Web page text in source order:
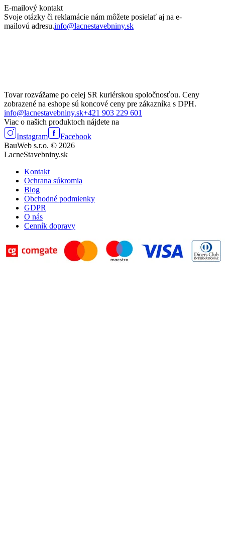
E-mailový kontakt
Svoje otázky či reklamácie nám môžete posielať aj na e-
mailovú adresu.info@lacnestavebniny.sk
Tovar rozvážame po celej SR kuriérskou spoločnosťou. Ceny
zobrazené na eshope sú koncové ceny pre zákazníka s DPH.
info@lacnestavebniny.sk+421 903 229 601
Viac o našich produktoch nájdete na
Instagram
Facebook
BauWeb s.r.o. © 2026
LacneStavebniny.sk
Kontakt
Ochrana súkromia
Blog
Obchodné podmienky
GDPR
O nás
Cenník dopravy